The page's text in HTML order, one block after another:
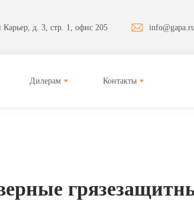
д. 3, стр. 1, офис 205 info@gapa.ru
Дилерам Контакты